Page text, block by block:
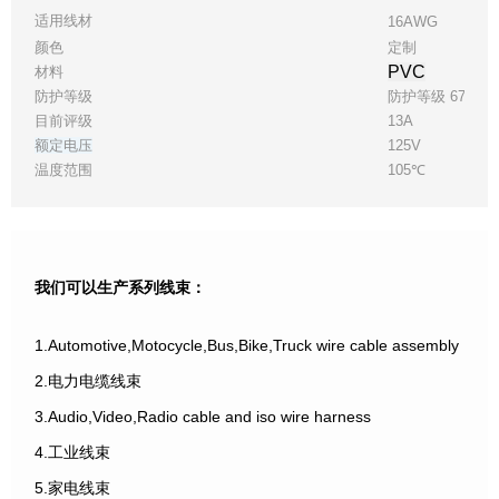
适用线材
16AWG
颜色
定制
材料
PVC
防护等级
防护等级 67
目前评级
13A
额定电压
125V
温度范围
105℃
我们可以生产系列线束：
1.Automotive,Motocycle,Bus,Bike,Truck wire cable assembly
2.电力电缆线束
3.Audio,Video,Radio cable and iso wire harness
4.工业线束
5.家电线束